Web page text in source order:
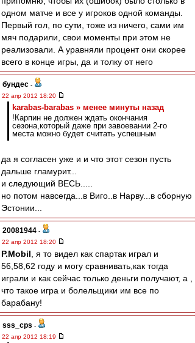
одном матче и все у игроков одной команды.
Первый гол, по сути, тоже из ничего, сами им
мяч подарили, свои моменты при этом не
реализовали. А уравняли процент они скорее
всего в конце игры, да и толку от него
бундес -
22 апр 2012 18:20
karabas-barabas » менее минуты назад
!Карпин не должен ждать окончания
сезона,который даже при завоевании 2-го
места можно будет считать успешным
да я согласен уже и и что этот сезон пусть
дальше гламурит...
и следующий ВЕСЬ.....
но потом навсегда...в Виго..в Нарву...в сборную
Эстонии...
20081944 -
22 апр 2012 18:20
P.Mobil , я то видел как спартак играл и
56,58,62 году и могу сравнивать,как тогда
играли и как сейчас только деньги получают, а ,
что такое игра и болельщики им все по
барабану!
sss_cps -
22 апр 2012 18:19